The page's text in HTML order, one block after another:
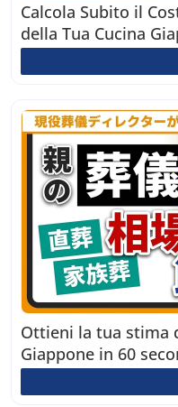
Calcola Subito il
della Tua Cucina
Ottieni la tua stima
Giappone in 60